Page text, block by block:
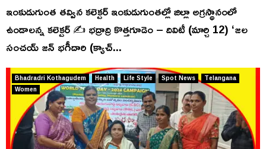
ఇంకుడుగుంత తవ్విన కలెక్టర్ ఇంకుడుగుంతల్లో జిల్లా అగ్రస్థానంలో
ఉండాలన్న కలెక్టర్ ✍️ భద్రాద్రి కొత్తగూడెం – దివిటీ (మార్చి 12) ‘జల
సంచయ్ జన్ భగీదారి (క్యాచ్...
Bhadradri Kothagudem Health Life Style Spot News
Telangana
Women